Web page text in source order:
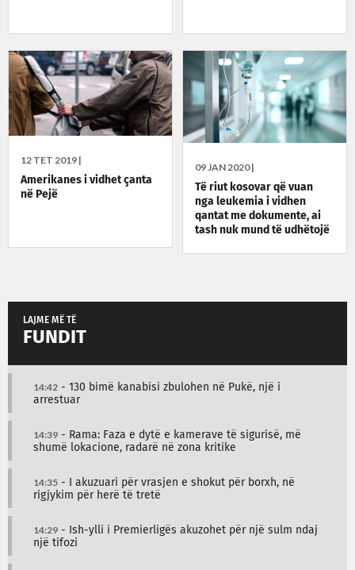
09 JAN 2020 |
Të riut kosovar që vuan
nga leukemia i vidhen
qantat me dokumente, ai
tash nuk mund të udhëtojë
12 TET 2019 |
Amerikanes i vidhet çanta
në Pejë
LAJME MË TË
FUNDIT
14:42 - 130 bimë kanabisi zbulohen në Pukë, një i
arrestuar
14:39 - Rama: Faza e dytë e kamerave të sigurisë, më
shumë lokacione, radarë në zona kritike
14:35 - I akuzuari për vrasjen e shokut për borxh, në
rigjykim për herë të tretë
14:29 - Ish-ylli i Premierligës akuzohet për një sulm ndaj
një tifozi